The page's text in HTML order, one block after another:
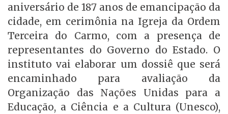
aniversário de 187 anos de emancipação da
cidade, em cerimônia na Igreja da Ordem
Terceira do Carmo, com a presença de
representantes do Governo do Estado. O
instituto vai elaborar um dossiê que será
encaminhado para avaliação da
Organização das Nações Unidas para a
Educação, a Ciência e a Cultura (Unesco),